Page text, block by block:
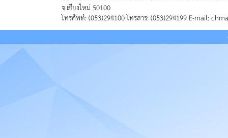
จ.เชียงใหม่ 50100
โทรศัพท์: (053)294100 โทรสาร: (053)294199 E-mail: